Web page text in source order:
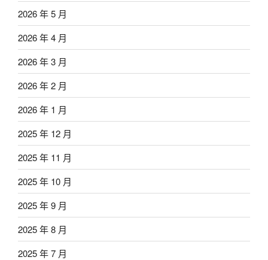
2026 年 5 月
2026 年 4 月
2026 年 3 月
2026 年 2 月
2026 年 1 月
2025 年 12 月
2025 年 11 月
2025 年 10 月
2025 年 9 月
2025 年 8 月
2025 年 7 月